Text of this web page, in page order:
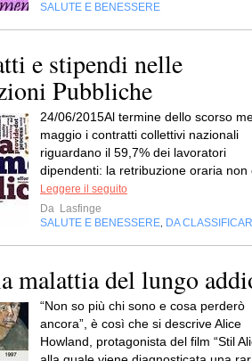
SALUTE E BENESSERE
e stipendi nelle
Pubbliche
24/06/2015Al termine dello scorso
maggio i contratti collettivi nazionali
riguardano il 59,7% dei lavoratori
dipendenti: la retribuzione oraria non
Leggere il seguito
Da Lasfinge
SALUTE E BENESSERE DA
malattia del lungo
“Non so più chi sono e cosa perderò
ancora”, è così che si descrive Alice
Howland, protagonista del film “Stil